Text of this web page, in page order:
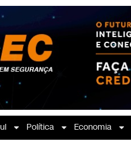
Política Economia